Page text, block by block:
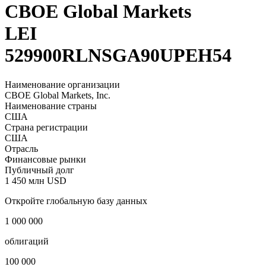
CBOE Global Markets
LEI
529900RLNSGA90UPEH54
Наименование организации
CBOE Global Markets, Inc.
Наименование страны
США
Страна регистрации
США
Отрасль
Финансовые рынки
Публичный долг
1 450 млн USD
Откройте глобальную базу данных
1 000 000
облигаций
100 000